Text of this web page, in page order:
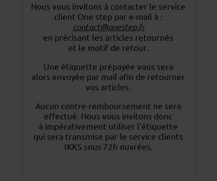
Nous vous invitons à contacter le service
client One step par e-mail à :
contact@onestep.fr
en précisant les articles retournés
et le motif de retour.
Une étiquette prépayée vous sera
alors envoyée par mail afin de retourner
vos articles.
Aucun contre-remboursement ne sera
effectué. Nous vous invitons donc
à impérativement utiliser l’étiquette
qui sera transmise par le service clients
IKKS sous 72h ouvrées.